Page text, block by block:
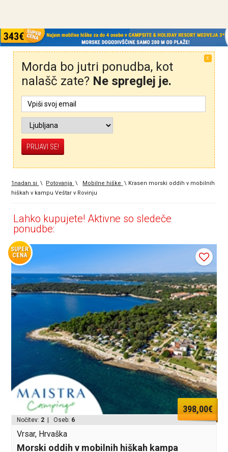
X
Morda bo jutri ponudba, kot
nalašč zate? Ne spreglej je.
1nadan.si \ Potovanja \ Mobilne hiške \ Krasen morski oddih v mobilnih
hiškah v kampu Veštar v Rovinju
Lahko kupujete! Aktivne so sledeče
ponudbe:
SUPER
CENA
398,00€
Nočitev: 2 | Oseb: 6
Vrsar, Hrvaška
Morski oddih v mobilnih hiškah kampa